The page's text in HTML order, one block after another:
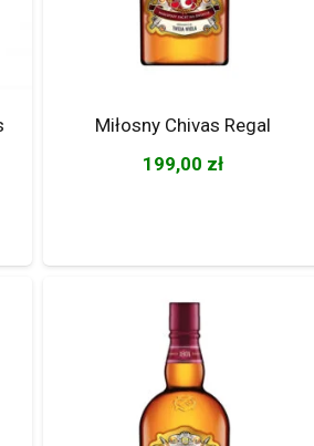
Miłosny Chivas Regal
199,00 zł